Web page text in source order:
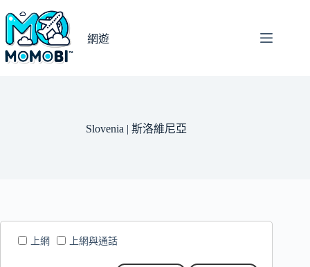
主
要
網遊
Slovenia | 斯洛維尼亞
上網 上網與通話